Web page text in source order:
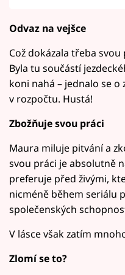
Odvaz na vejšce
Což dokázala třeba
Byla tu součástí
koni nahá – jednalo se
v rozpočtu. Hustá!
Zbožňuje svou práci
Maura miluje pitvání a
svou práci je absolutně
preferuje před živými,
nicméně během seriálu
společenských
V lásce však zatím
Zlomí se to?